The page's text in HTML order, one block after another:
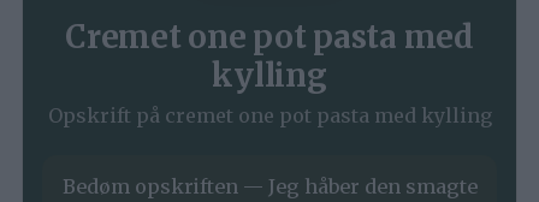
Cremet one pot pasta med
kylling
Opskrift på cremet one pot pasta med kylling
Bedøm opskriften — Jeg håber den smagte